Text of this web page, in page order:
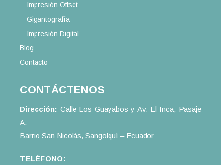
Impresión Offset
Gigantografía
Impresión Digital
Blog
Contacto
CONTÁCTENOS
Dirección: Calle Los Guayabos y Av. El Inca, Pasaje
A.
Barrio San Nicolás, Sangolquí – Ecuador
TELÉFONO: